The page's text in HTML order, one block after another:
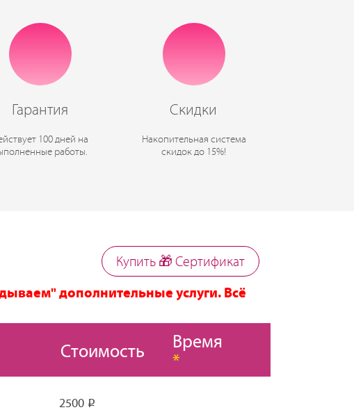
Гарантия
100 дней на
работы.
Скидки
Накопительная система
скидок до 15%!
Купить 🎁 Cертификат
дополнительные услуги. Всё
Стоимость
Время
*
2500 Р